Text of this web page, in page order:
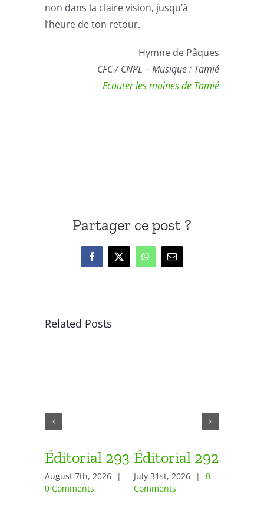
non dans la claire vision, jusqu’à
l’heure de ton retour.
Hymne de Pâques
CFC / CNPL – Musique : Tamié
Ecouter les moines de Tamié
Partager ce post ?
Facebook
X WhatsAppEmail
Related Posts
Éditorial 293
August 7th, 2026
|
0 Comments
Éditorial 292
July 31st, 2026 |
0
Comments